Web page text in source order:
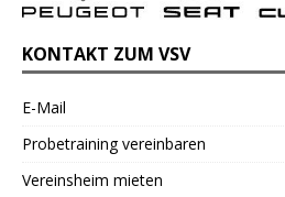
KONTAKT ZUM VSV
E-Mail
Probetraining vereinbaren
Vereinsheim mieten